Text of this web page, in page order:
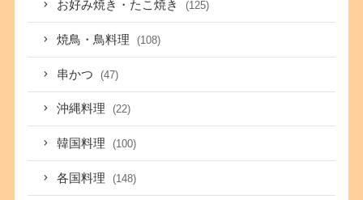
お好み焼き・たこ焼き (125)
焼鳥・鳥料理 (108)
串かつ (47)
沖縄料理 (22)
韓国料理 (100)
各国料理 (148)